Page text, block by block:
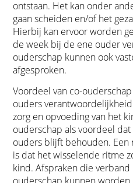
ontstaan. Het kan onder
gaan scheiden en/of het
Hierbij kan ervoor worden
de week bij de ene ouder
ouderschap kunnen ook
afgesproken.
Voordeel van co-
ouders
zorg en opvoeding van het
ouderschap als voordeel
ouders blijft behouden. Een
is dat het wisselende ritme
kind. Afspraken die
ouderschap kunnen